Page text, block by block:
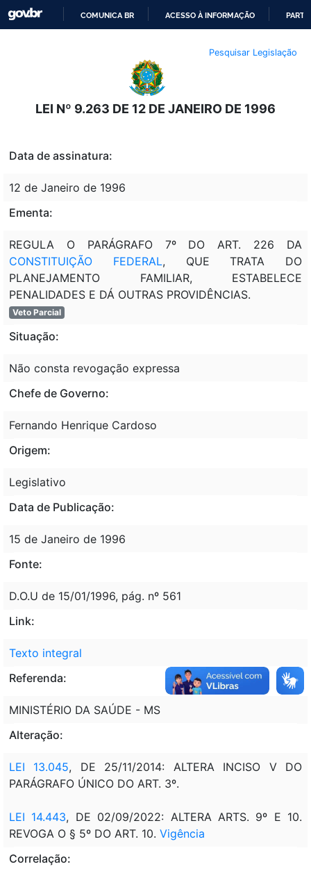
O
CONTEÚDO
COMUNICA BR ACESSO À INFORMAÇÃO
Pesquisar Legislação
LEI Nº 9.263 DE 12 DE JANEIRO DE 1996
Data de assinatura:
12 de Janeiro de 1996
Ementa:
REGULA O PARÁGRAFO 7º DO ART. 226 DA
CONSTITUIÇÃO FEDERAL, QUE TRATA DO
PLANEJAMENTO FAMILIAR, ESTABELECE
PENALIDADES E DÁ OUTRAS PROVIDÊNCIAS.
Veto Parcial
Situação:
Não consta revogação expressa
Chefe de Governo:
Fernando Henrique Cardoso
Origem:
Legislativo
Data de Publicação:
15 de Janeiro de 1996
Fonte:
D.O.U de 15/01/1996, pág. nº 561
Link:
Texto integral
Referenda:
MINISTÉRIO DA SAÚDE - MS
Alteração:
LEI 13.045, DE 25/11/2014: ALTERA INCISO V DO
PARÁGRAFO ÚNICO DO ART. 3º.
LEI 14.443, DE 02/09/2022: ALTERA ARTS. 9º E 10.
REVOGA O § 5º DO ART. 10. Vigência
Correlação: